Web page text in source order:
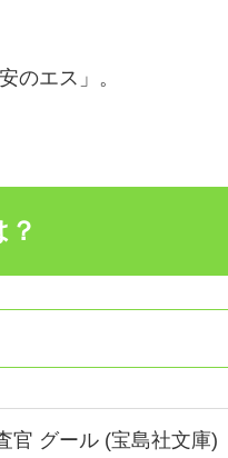
のエス」。
官 グール (宝島社文庫)